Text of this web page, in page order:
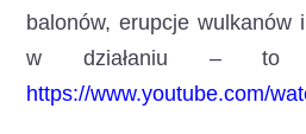
balonów, erupcje wulkanów
w działaniu – to
https://www.youtube.com/